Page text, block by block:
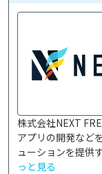
株式会社NEXT
アプリの開発など
ューションを提供
っと見る